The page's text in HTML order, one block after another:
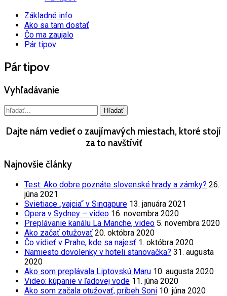
Základné info
Ako sa tam dostať
Čo ma zaujalo
Pár tipov
Pár tipov
Vyhľadávanie
Dajte nám vedieť o zaujímavých miestach, ktoré stojí
za to navštíviť
Najnovšie články
Test: Ako dobre poznáte slovenské hrady a zámky? 26.
júna 2021
Svietiace „vajcia“ v Singapure 13. januára 2021
Opera v Sydney – video 16. novembra 2020
Preplávanie kanálu La Manche, video 5. novembra 2020
Ako začať otužovať 20. októbra 2020
Čo vidieť v Prahe, kde sa najesť 1. októbra 2020
Namiesto dovolenky v hoteli stanovačka? 31. augusta
2020
Ako som preplávala Liptovskú Maru 10. augusta 2020
Video: kúpanie v ľadovej vode 11. júna 2020
Ako som začala otužovať, príbeh Soni 10. júna 2020